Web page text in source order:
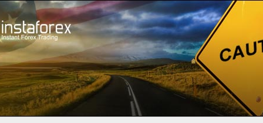
Dành cho Nhà giao dịch
Phân tích Forex